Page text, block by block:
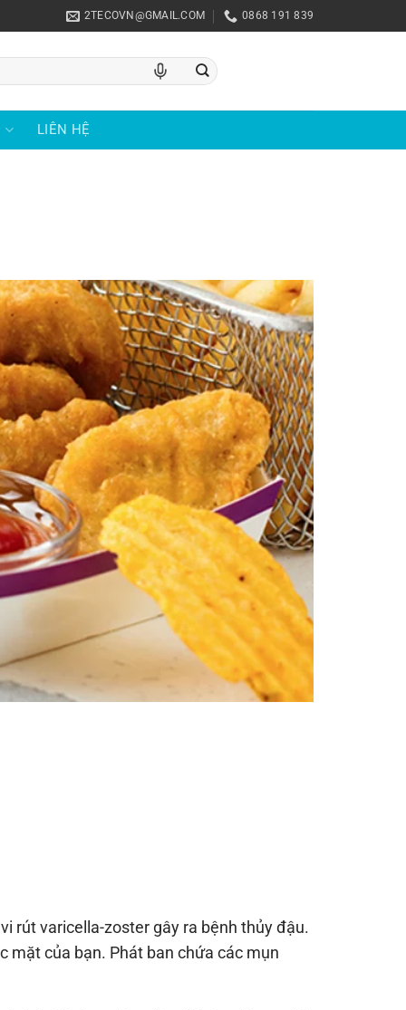
2TECOVN@GMAIL.COM 0868 191 839
LIÊN HỆ
rút varicella-zoster gây ra bệnh thủy đậu.
mặt của bạn. Phát ban chứa các mụn